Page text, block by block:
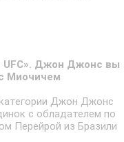
UFC». Джон Джонс вы
Миочичем
Джон Джонс
с обладателем по
Перейрой из Бразили